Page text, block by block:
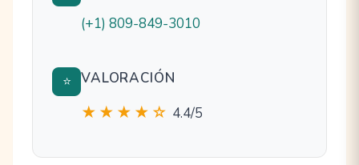
(+1) 809-849-3010
⭐ VALORACIÓN
★★★★☆ 4.4/5